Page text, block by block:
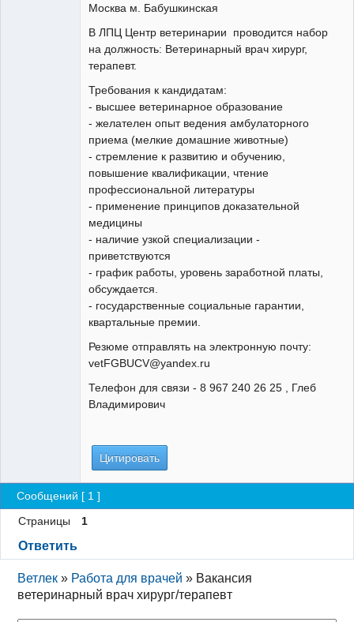
Москва м. Бабушкинская
В ЛПЦ Центр ветеринарии проводится набор
на должность: Ветеринарный врач хирург,
терапевт.
Требования к кандидатам:
- высшее ветеринарное образование
- желателен опыт ведения амбулаторного
приема (мелкие домашние животные)
- стремление к развитию и обучению,
повышение квалификации, чтение
профессиональной литературы
- применение принципов доказательной
медицины
- наличие узкой специализации -
приветствуются
- график работы, уровень заработной платы,
обсуждается.
- государственные социальные гарантии,
квартальные премии.
Резюме отправлять на электронную почту:
vetFGBUCV@yandex.ru
Телефон для связи - 8 967 240 26 25 , Глеб
Владимирович
Цитировать
Сообщений [ 1 ]
Страницы 1
Ответить
Ветлек » Работа для врачей » Вакансия
ветеринарный врач хирург/терапевт